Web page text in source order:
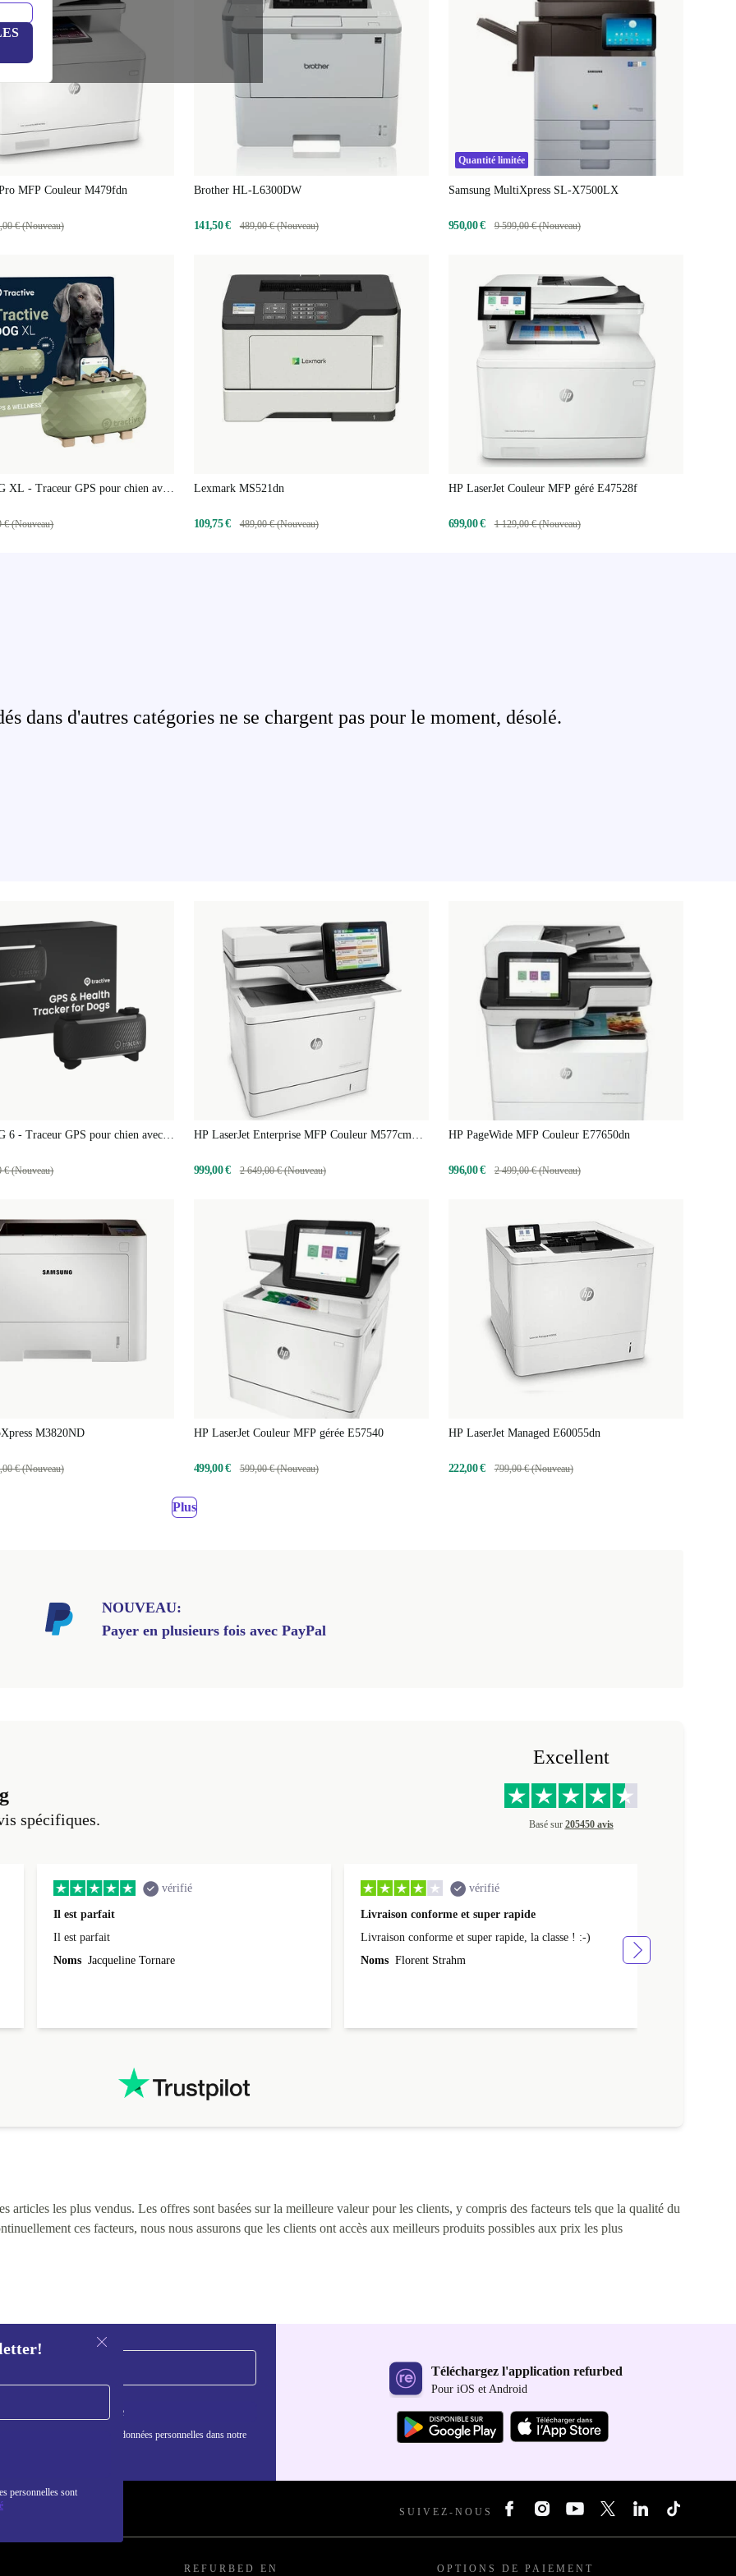
MFP Couleur M479fdn
€ (Nouveau)
Brother HL-L6300DW
141,50 € 489,00 € (Nouveau)
Quantité limitée
Samsung MultiXpress SL-X7500LX
950,00 € 9 599,00 € (Nouveau)
XL - Traceur GPS pour chien avec
€ (Nouveau)
dans d'autres catégories ne se chargent pas pour le moment, désolé.
Lexmark MS521dn
109,75 € 489,00 € (Nouveau)
HP LaserJet Couleur MFP géré E47528f
699,00 € 1 129,00 € (Nouveau)
6 - Traceur GPS pour chien avec
€ (Nouveau)
HP LaserJet Enterprise MFP Couleur M577cm
999,00 €
2 649,00 € (Nouveau)
HP PageWide MFP Couleur E77650dn
996,00 € 2 499,00 € (Nouveau)
M3820ND
€ (Nouveau)
HP LaserJet Couleur MFP gérée E57540
499,00 € 599,00 € (Nouveau)
HP LaserJet Managed E60055dn
222,00 € 799,00 € (Nouveau)
Plus
NOUVEAU:
Payer en plusieurs fois avec PayPal
spécifiques.
Excellent
Basé sur 205450 avis
vérifié
Il est parfait
Il est parfait
Noms Jacqueline Tornare
vérifié
Livraison conforme et super rapide
Livraison conforme et super rapide, la classe ! :-)
Noms Florent Strahm
articles les plus vendus. Les offres sont basées sur la meilleure valeur pour les clients, y compris des facteurs tels que la qualité du
ces facteurs, nous nous assurons que les clients ont accès aux meilleurs produits possibles aux prix les plus
personnelles sont
S'inscrire
sur l'utilisation des données personnelles dans notre
Téléchargez l'application refurbed
Pour iOS et Android
SUIVEZ-NOUS
REFURBED EN OPTIONS DE PAIEMENT